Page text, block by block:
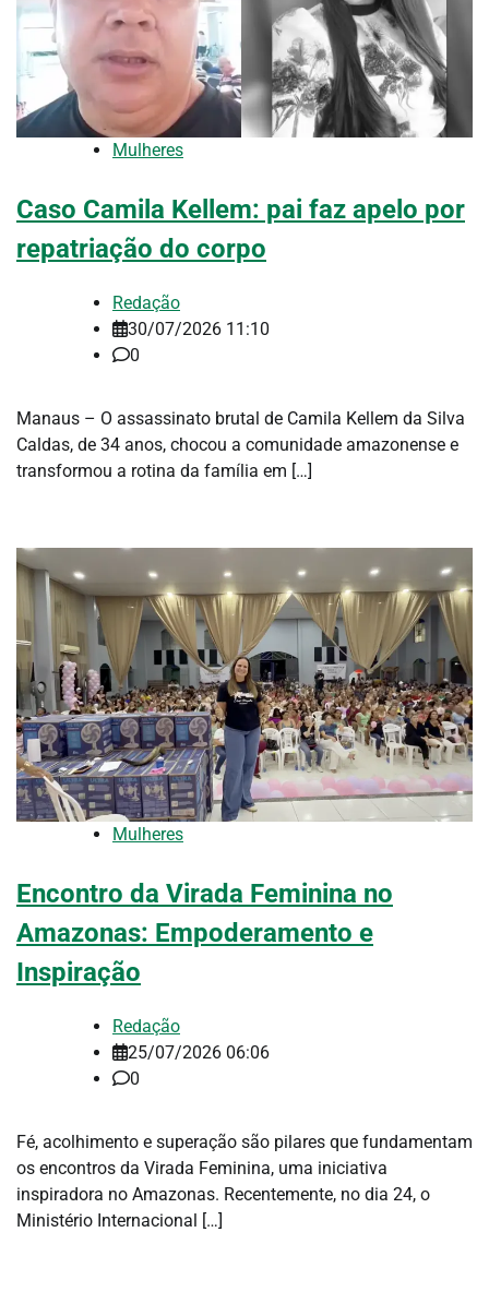
Mulheres
Caso Camila Kellem: pai faz apelo por
repatriação do corpo
Redação
30/07/2026 11:10
0
Manaus – O assassinato brutal de Camila Kellem da Silva
Caldas, de 34 anos, chocou a comunidade amazonense e
transformou a rotina da família em […]
Mulheres
Encontro da Virada Feminina no
Amazonas: Empoderamento e
Inspiração
Redação
25/07/2026 06:06
0
Fé, acolhimento e superação são pilares que fundamentam
os encontros da Virada Feminina, uma iniciativa
inspiradora no Amazonas. Recentemente, no dia 24, o
Ministério Internacional […]